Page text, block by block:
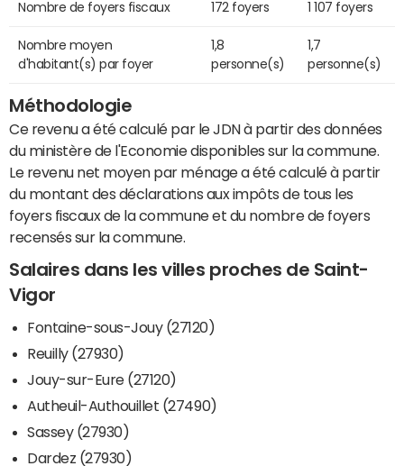
Nombre de foyers fiscaux 172 foyers 1 107 foyers
Nombre moyen
d'habitant(s) par foyer
1,8
personne(s)
1,7
personne(s)
Méthodologie
Ce revenu a été calculé par le JDN à partir des données
du ministère de l'Economie disponibles sur la commune.
Le revenu net moyen par ménage a été calculé à partir
du montant des déclarations aux impôts de tous les
foyers fiscaux de la commune et du nombre de foyers
recensés sur la commune.
Salaires dans les villes proches de Saint-
Vigor
Fontaine-sous-Jouy (27120)
Reuilly (27930)
Jouy-sur-Eure (27120)
Autheuil-Authouillet (27490)
Sassey (27930)
Dardez (27930)